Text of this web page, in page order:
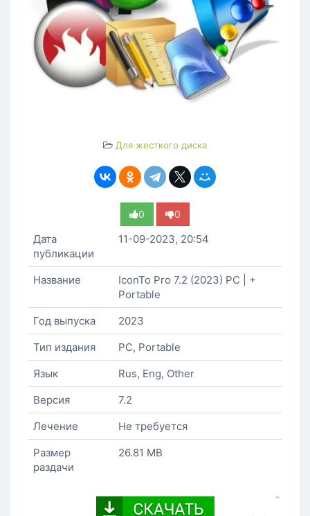
Для жесткого диска
0 0
Дата
публикации
11-09-2023, 20:54
Название
IconTo Pro 7.2 (2023) PC | +
Portable
Год выпуска
2023
Тип издания
PC, Portable
Язык
Rus, Eng, Other
Версия
7.2
Лечение
Не требуется
Размер
раздачи
26.81 MB